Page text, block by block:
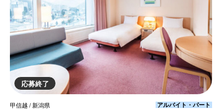
応募終了
甲信越 / 新潟県 アルバイト・パート